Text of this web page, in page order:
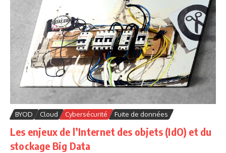
BYOD Cloud Cybersécurité Fuite de données
Les enjeux de l’Internet des objets (IdO) et du
stockage Big Data